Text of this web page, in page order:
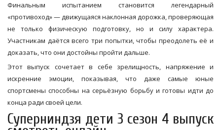
Финальным испытанием становится легендарный
«противоход» — движущаяся наклонная дорожка, проверяющая
не только физическую подготовку, но и силу характера.
Участникам даётся всего три попытки, чтобы преодолеть её и
доказать, что они достойны пройти дальше.
Этот выпуск сочетает в себе зрелищность, напряжение и
искренние эмоции, показывая, что даже самые юные
спортсмены способны на серьёзную борьбу и готовы идти до
конца ради своей цели.
Суперниндзя дети 3 сезон 4 выпуск